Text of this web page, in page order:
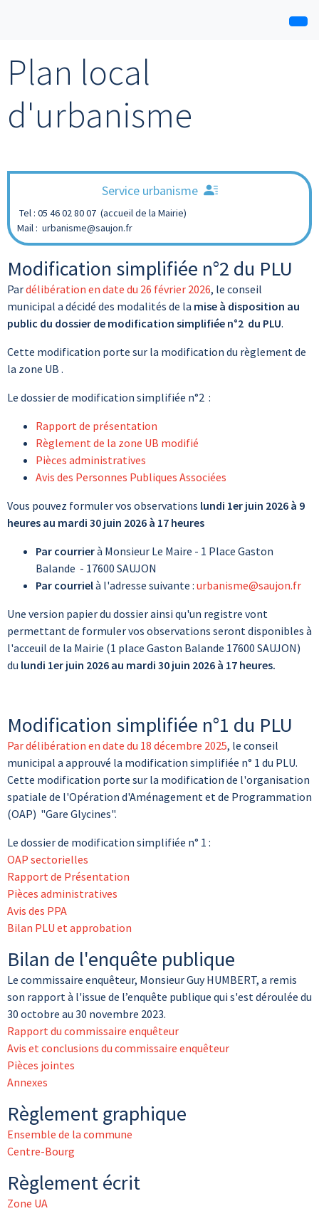
Plan local
d'urbanisme
Service urbanisme
Tel : 05 46 02 80 07 (accueil de la Mairie)
Mail : urbanisme@saujon.fr
Modification simplifiée n°2 du PLU
Pardélibération en date du 26 février 2026, le conseil
municipal a décidé des modalités de la mise à disposition au
public du dossier de modification simplifiée n°2 du PLU.
Cette modification porte sur la modification du règlement de
la zone UB .
Le dossier de modification simplifiée n°2 :
Rapport de présentation
Règlement de la zone UB modifié
Pièces administratives
Avis des Personnes Publiques Associées
Vous pouvez formuler vos observations lundi 1er juin 2026 à 9
heures au mardi 30 juin 2026 à 17 heures
Par courrierà Monsieur Le Maire - 1 Place Gaston
Balande - 17600 SAUJON
Par courrielà l'adresse suivante : urbanisme@saujon.fr
Une version papier du dossier ainsi qu'un registre vont
permettant de formuler vos observations seront disponibles à
l'acceuil de la Mairie (1 place Gaston Balande 17600 SAUJON)
du lundi 1er juin 2026 au mardi 30 juin 2026 à 17 heures.
Modification simplifiée n°1 du PLU
Par délibération en date du 18 décembre 2025, le conseil
municipal a approuvé la modification simplifiée n° 1 du PLU.
Cette modification porte sur la modification de l'organisation
spatiale de l'Opération d'Aménagement et de Programmation
(OAP) "Gare Glycines".
Le dossier de modification simplifiée n° 1 :
OAP sectorielles
Rapport de Présentation
Pièces administratives
Avis des PPA
Bilan PLU et approbation
Bilan de l'enquête publique
Le commissaire enquêteur, Monsieur Guy HUMBERT, a remis
son rapport à l'issue de l’enquête publique qui s'est déroulée du
30 octobre au 30 novembre 2023.
Rapport du commissaire enquêteur
Avis et conclusions du commissaire enquêteur
Pièces jointes
Annexes
Règlement graphique
Ensemble de la commune
Centre-Bourg
Règlement écrit
Zone UA